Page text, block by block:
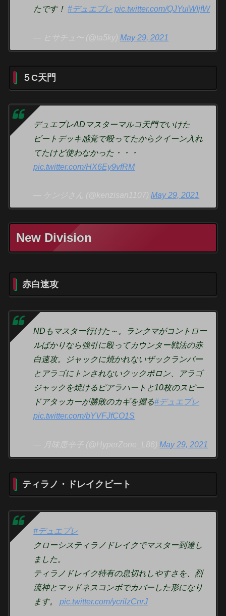
たです！#デュエプレ pic.twitter.com/QJYuiWIjfW
— ヒサチュ〜 (@ta5ky)May 29, 2021
５C天門
デュエプレADマスターマルコ天門でいけた
ビートデッキ感覚で殴ってたからクイーン入れ
てたけど使わなかった・・・
pic.twitter.com/HX6Ey9vfRM
— ケンジさん (@kenzisan1107)May 29, 2021
New Division
赤白速攻
NDもマスター行けた～。ランクマがコントロー
ルばかりなら強引に殴ってカウンター戦法の赤
白速攻。ジャックに焼かれないザックランバー
とアラゴにトンされないクックポロン、アラゴ
ジャックを焼けるピアラハートと10枚のスピー
ドアタッカーが勝敗のカギを握る#デュエプレ
pic.twitter.com/bYVFJfCO1S
— 月味唐辛子 (@HyperZone_L86)May 29, 2021
ティラノ・ドレイクビート
#デュエプレ
クローシスティラノドレイクでマスター到達し
ました。
ティラノドレイク特有の息切れしやすさを、烈
流神とマッドネスコンボでカバーした形になり
ます。pic.twitter.com/ycrilzCnrJ